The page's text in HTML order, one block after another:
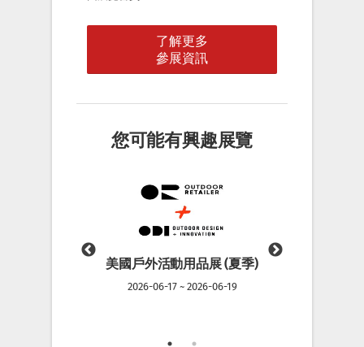
了解更多
參展資訊
您可能有興趣展覽
美國戶外活動用品展 (夏季)
2026-06-17 ~ 2026-06-19